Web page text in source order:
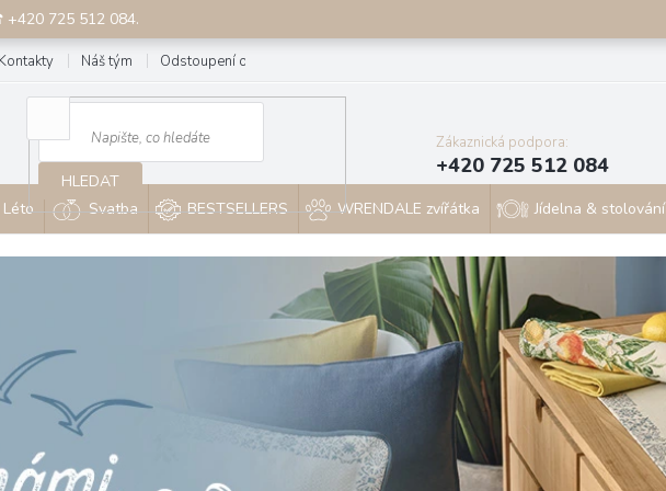
+420 725 512 084.
Kontakty Náš tým Odstoupení od smlouvy
HLEDAT
Zákaznická podpora:
+420 725 512 084
Léto Svatba BESTSELLERS WRENDALE zvířátka Jídelna & stolování